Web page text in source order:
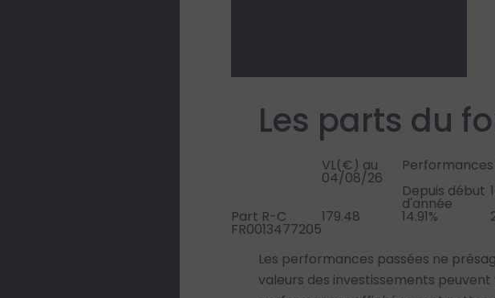
Les parts du
VL(€) au
04/08/26
Depuis début
d'année
Part R-C
FR0013477205
179.48 14.91%
Les performances passées ne
valeurs des investissements